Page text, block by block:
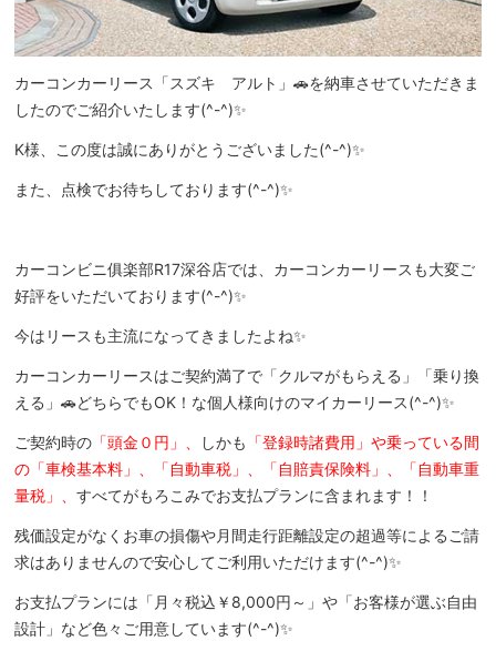
カーコンカーリース「スズキ アルト」🚗を納車させていただきま
したのでご紹介いたします(^-^)✨
K様、この度は誠にありがとうございました(^-^)✨
また、点検でお待ちしております(^-^)✨
カーコンビニ俱楽部R17深谷店では、カーコンカーリースも大変ご
好評をいただいております(^-^)✨
今はリースも主流になってきましたよね✨
カーコンカーリースはご契約満了で「クルマがもらえる」「乗り換
える」🚗どちらでもOK！な個人様向けのマイカーリース(^-^)✨
ご契約時の 「頭金０円」、 しかも 「登録時諸費用」や乗っている間
の「車検基本料」、「自動車税」、「自賠責保険料」、「自動車重
量税」、すべてがもろこみでお支払プランに含まれます！！
残価設定がなくお車の損傷や月間走行距離設定の超過等によるご請
求はありませんので安心してご利用いただけます(^-^)✨
お支払プランには「月々税込￥8,000円～」や「お客様が選ぶ自由
設計」など色々ご用意しています(^-^)✨